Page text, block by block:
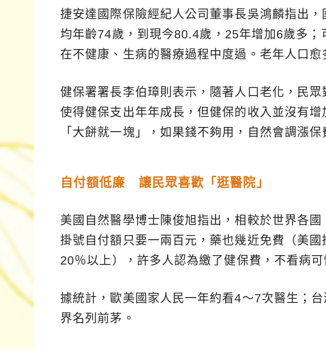
捷安達國際保險經紀人公司董事長吳鴻麟指出
均年齡74歲，到現今80.4歲，25年增加6歲多；
在不健康、生病的醫療過程中度過。老年人口愈
健保署署長李伯璋則表示，隨著人口老化，民眾
使得健保支出年年成長，但健保的收入並沒有
「大餅就一塊」，如果錢不夠用，自然會調漲保
自付額低廉 讓民眾喜歡「逛醫院」
美國自然醫學博士陳俊旭指出，相較於世界各
掛號自付額只要一兩百元，藥也幾近免費（美
20％以上），許多人認為繳了健保費，不看病
據統計，歐美國家人民一年約看4～7次醫生；
界名列前茅。